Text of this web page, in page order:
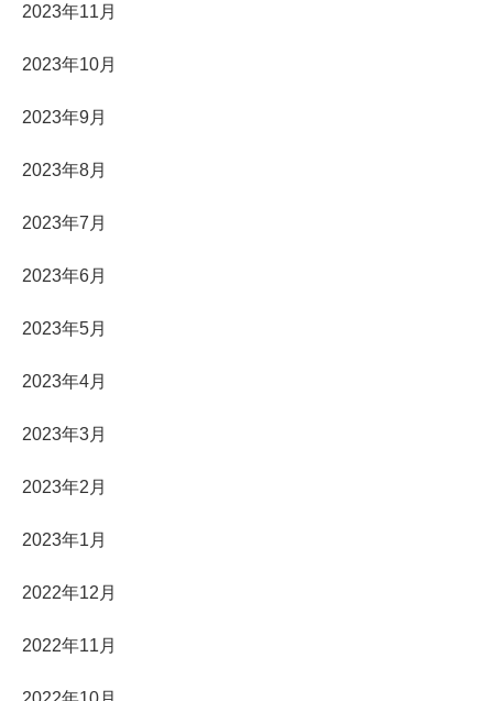
2023年11月
2023年10月
2023年9月
2023年8月
2023年7月
2023年6月
2023年5月
2023年4月
2023年3月
2023年2月
2023年1月
2022年12月
2022年11月